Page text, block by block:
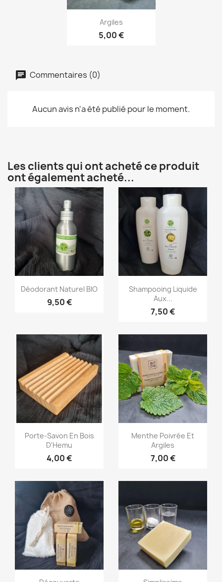
Aperçu rapide
Argiles
5,00 €
Commentaires (0)
Aucun avis n'a été publié pour le moment.
Les clients qui ont acheté ce produit
ont également acheté...
Aperçu rapide
Déodorant Naturel BIO
9,50 €
Aperçu rapide
Shampooing Liquide
Aux...
7,50 €
Aperçu rapide
Porte-Savon En Bois
D'Hemu
4,00 €
Aperçu rapide
Menthe Poivrée Et
Argiles
7,00 €